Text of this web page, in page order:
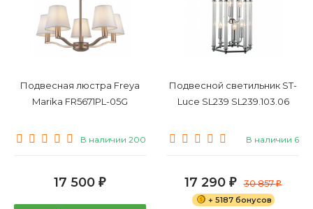
Подвесная люстра Freya
Marika FR5671PL-05G
В наличии 200
17 500 ₽
Подвесной светильник ST-
Luce SL239 SL239.103.06
В наличии 6
17 290 ₽ 30 857₽
+ 5187 бонусов